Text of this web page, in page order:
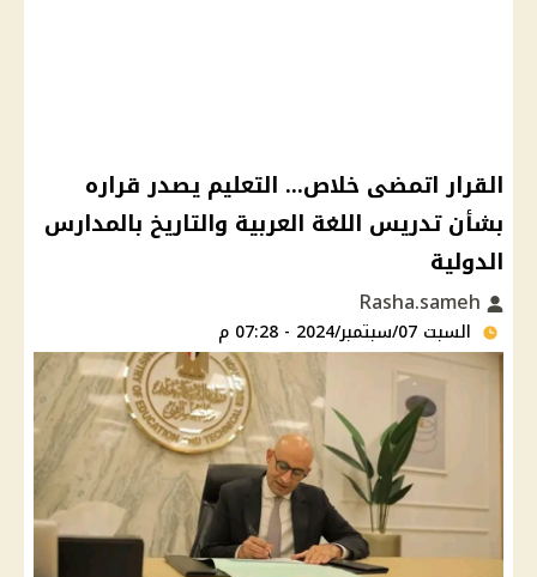
القرار اتمضى خلاص... التعليم يصدر قراره
بشأن تدريس اللغة العربية والتاريخ بالمدارس
الدولية
السبت 07/سبتمبر/2024 - 07:28 م